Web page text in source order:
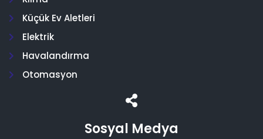
Küçük Ev Aletleri
Elektrik
Havalandırma
Otomasyon
Sosyal Medya